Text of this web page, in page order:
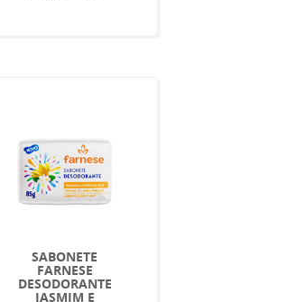
SABONETE
FARNESE
DESODORANTE
JASMIM E